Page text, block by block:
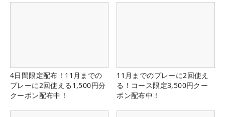
4日間限定配布！11月までの
プレーに2回使える1,500円分
クーポン配布中！
11月までのプレーに2回使え
る！コース限定3,500円クー
ポン配布中！